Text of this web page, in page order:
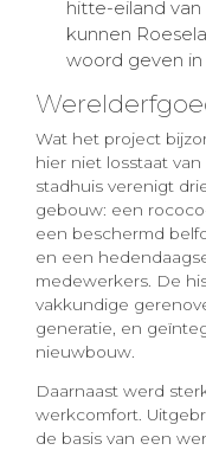
hitte-eiland
kunnen
woord geven
Wat het project
hier niet losstaat
stadhuis verenigt
gebouw: een
een beschermd
en een
medewerkers. De
vakkundige
generatie, en
nieuwbouw.
Daarnaast werd
werkcomfort.
de basis van een